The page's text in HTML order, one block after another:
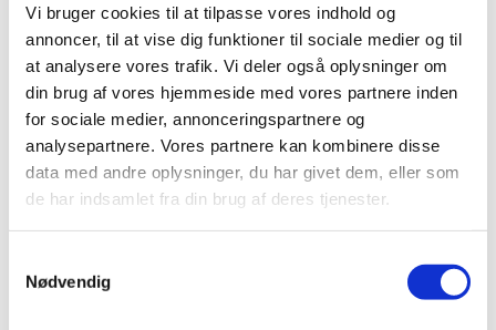
Vi bruger cookies til at tilpasse vores indhold og
annoncer, til at vise dig funktioner til sociale medier og til
at analysere vores trafik. Vi deler også oplysninger om
din brug af vores hjemmeside med vores partnere inden
for sociale medier, annonceringspartnere og
analysepartnere. Vores partnere kan kombinere disse
data med andre oplysninger, du har givet dem, eller som
de har indsamlet fra din brug af deres tjenester.
Nødvendig
5. januar 2022
Der er aktuelle problemer med forsyningen af Sutent
50mg, kapsler, hårde fra Pfizer.
Forsøgsordning med medicinsk cannabis
forlænget: læs om de nye vilkår
|4. januar 2022|
Opdatering af produktresumeer på grund af